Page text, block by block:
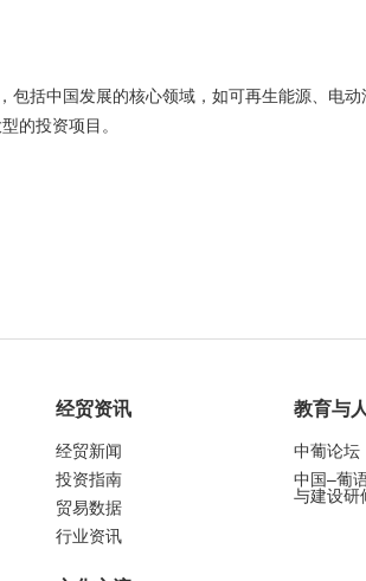
括中国发展的核心领域，如可再生能源、电动
的投资项目。
经贸资讯
经贸新闻
投资指南
贸易数据
行业资讯
教育与
中葡论坛
中国–葡
与建设研